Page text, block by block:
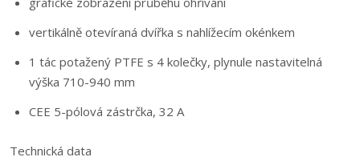
vertikálně otevíraná dvířka s nahlížecím okénkem
1 tác potažený PTFE s 4 kolečky, plynule nastavitelná
výška 710-940 mm
CEE 5-pólová zástrčka, 32 A
Technická data